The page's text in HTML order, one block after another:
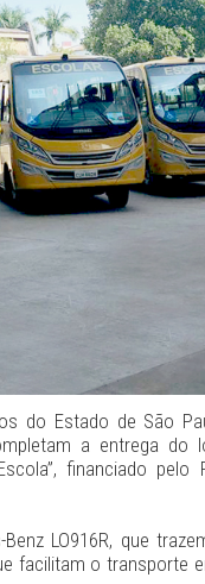
do Estado de São
a entrega do
financiado pelo
LO916R, que
facilitam o transporte